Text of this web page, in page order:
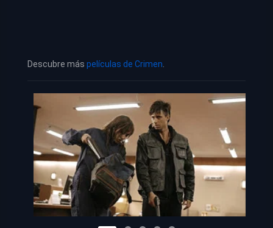
Descubre más películas de Crimen